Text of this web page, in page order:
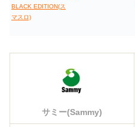
BLACK EDITION(ス
マスロ)
サミー(Sammy)